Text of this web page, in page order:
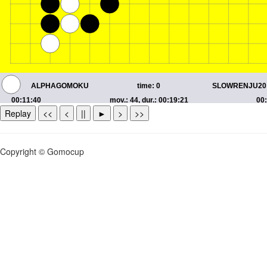
Replay << < || ► > >>
Copyright © Gomocup